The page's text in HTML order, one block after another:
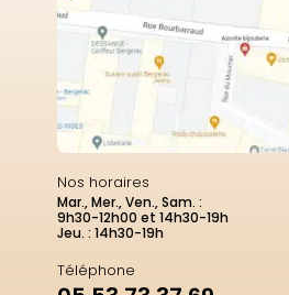
Nos horaires
Mar., Mer., Ven., Sam. :
9h30-12h00 et 14h30-19h
Jeu. : 14h30-19h
Téléphone